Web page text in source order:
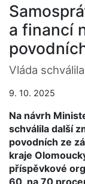
a financí
Vláda
9. 10. 2025
Na návrh
schválila další
povodních ze
kraje
příspěvkové
60 na 70